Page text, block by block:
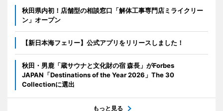
秋田県内初！店舗型の相談窓口「解体工事専門店ミライクリー
ン」オープン
【新日本海フェリー】公式アプリをリリースしました！
秋田・男鹿「蔵サウナと文化財の宿 森長」がForbes
JAPAN「Destinations of the Year 2026」The 30
Collectionに選出
もっと見る